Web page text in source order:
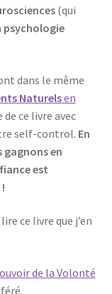
(qui
psychologie
dans le même
Naturelsen
ce livre avec
self-control. En
en
est
ce livre que j’en
de la Volonté